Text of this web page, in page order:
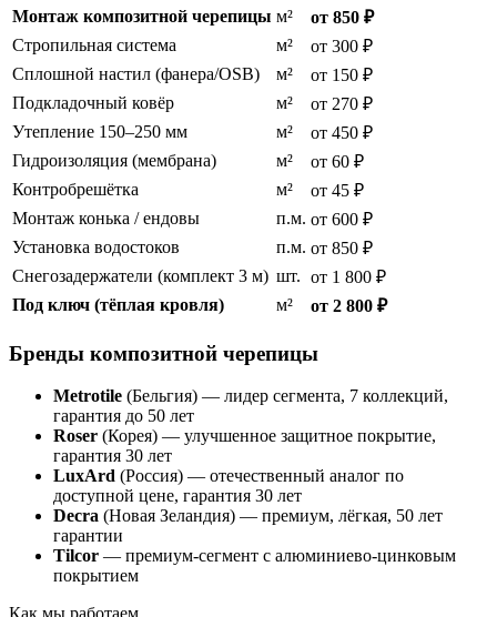
Монтаж композитной черепицы м²
от 850 ₽
Стропильная система
м²
от 300 ₽
Сплошной настил (фанера/OSB)
м²
от 150 ₽
Подкладочный ковёр
м²
от 270 ₽
Утепление 150–250 мм
м²
от 450 ₽
Гидроизоляция (мембрана)
м²
от 60 ₽
Контробрешётка
м²
от 45 ₽
Монтаж конька / ендовы
п.м. от 600 ₽
Установка водостоков
п.м. от 850 ₽
Снегозадержатели (комплект 3 м) шт. от 1 800 ₽
Под ключ (тёплая кровля)
м² от 2 800 ₽
Бренды композитной черепицы
Metrotile (Бельгия) — лидер сегмента, 7 коллекций,
гарантия до 50 лет
Roser (Корея) — улучшенное защитное покрытие,
гарантия 30 лет
LuxArd (Россия) — отечественный аналог по
доступной цене, гарантия 30 лет
Decra (Новая Зеландия) — премиум, лёгкая, 50 лет
гарантии
Tilcor — премиум-сегмент с алюминиево-цинковым
покрытием